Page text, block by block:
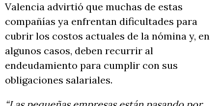
Valencia advirtió que muchas de estas
compañías ya enfrentan dificultades para
cubrir los costos actuales de la nómina y, en
algunos casos, deben recurrir al
endeudamiento para cumplir con sus
obligaciones salariales.